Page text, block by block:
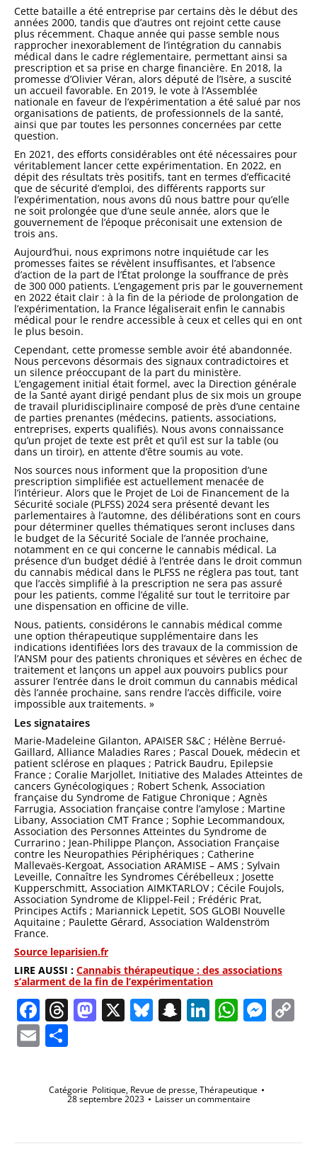
Cette bataille a été entreprise par certains dès le début des
années 2000, tandis que d’autres ont rejoint cette cause
plus récemment. Chaque année qui passe semble nous
rapprocher inexorablement de l’intégration du cannabis
médical dans le cadre réglementaire, permettant ainsi sa
prescription et sa prise en charge financière. En 2018, la
promesse d’Olivier Véran, alors député de l’Isère, a suscité
un accueil favorable. En 2019, le vote à l’Assemblée
nationale en faveur de l’expérimentation a été salué par nos
organisations de patients, de professionnels de la santé,
ainsi que par toutes les personnes concernées par cette
question.
En 2021, des efforts considérables ont été nécessaires pour
véritablement lancer cette expérimentation. En 2022, en
dépit des résultats très positifs, tant en termes d’efficacité
que de sécurité d’emploi, des différents rapports sur
l’expérimentation, nous avons dû nous battre pour qu’elle
ne soit prolongée que d’une seule année, alors que le
gouvernement de l’époque préconisait une extension de
trois ans.
Aujourd’hui, nous exprimons notre inquiétude car les
promesses faites se révèlent insuffisantes, et l’absence
d’action de la part de l’État prolonge la souffrance de près
de 300 000 patients. L’engagement pris par le gouvernement
en 2022 était clair : à la fin de la période de prolongation de
l’expérimentation, la France légaliserait enfin le cannabis
médical pour le rendre accessible à ceux et celles qui en ont
le plus besoin.
Cependant, cette promesse semble avoir été abandonnée.
Nous percevons désormais des signaux contradictoires et
un silence préoccupant de la part du ministère.
L’engagement initial était formel, avec la Direction générale
de la Santé ayant dirigé pendant plus de six mois un groupe
de travail pluridisciplinaire composé de près d’une centaine
de parties prenantes (médecins, patients, associations,
entreprises, experts qualifiés). Nous avons connaissance
qu’un projet de texte est prêt et qu’il est sur la table (ou
dans un tiroir), en attente d’être soumis au vote.
Nos sources nous informent que la proposition d’une
prescription simplifiée est actuellement menacée de
l’intérieur. Alors que le Projet de Loi de Financement de la
Sécurité sociale (PLFSS) 2024 sera présenté devant les
parlementaires à l’automne, des délibérations sont en cours
pour déterminer quelles thématiques seront incluses dans
le budget de la Sécurité Sociale de l’année prochaine,
notamment en ce qui concerne le cannabis médical. La
présence d’un budget dédié à l’entrée dans le droit commun
du cannabis médical dans le PLFSS ne réglera pas tout, tant
que l’accès simplifié à la prescription ne sera pas assuré
pour les patients, comme l’égalité sur tout le territoire par
une dispensation en officine de ville.
Nous, patients, considérons le cannabis médical comme
une option thérapeutique supplémentaire dans les
indications identifiées lors des travaux de la commission de
l’ANSM pour des patients chroniques et sévères en échec de
traitement et lançons un appel aux pouvoirs publics pour
assurer l’entrée dans le droit commun du cannabis médical
dès l’année prochaine, sans rendre l’accès difficile, voire
impossible aux traitements. »
Les signataires
Marie-Madeleine Gilanton, APAISER S&C ; Hélène Berrué-
Gaillard, Alliance Maladies Rares ; Pascal Douek, médecin et
patient sclérose en plaques ; Patrick Baudru, Epilepsie
France ; Coralie Marjollet, Initiative des Malades Atteintes de
cancers Gynécologiques ; Robert Schenk, Association
française du Syndrome de Fatigue Chronique ; Agnès
Farrugia, Association française contre l’amylose ; Martine
Libany, Association CMT France ; Sophie Lecommandoux,
Association des Personnes Atteintes du Syndrome de
Currarino ; Jean-Philippe Plançon, Association Française
contre les Neuropathies Périphériques ; Catherine
Mallevaës-Kergoat, Association ARAMISE – AMS ; Sylvain
Leveille, Connaître les Syndromes Cérébelleux ; Josette
Kupperschmitt, Association AIMKTARLOV ; Cécile Foujols,
Association Syndrome de Klippel-Feil ; Frédéric Prat,
Principes Actifs ; Mariannick Lepetit, SOS GLOBI Nouvelle
Aquitaine ; Paulette Gérard, Association Waldenström
France.
Source leparisien.fr
LIRE AUSSI : Cannabis thérapeutique : des associations
s’alarment de la fin de l’expérimentation
Facebook
Threads
Mastodon
X Bluesky
Snapchat
LinkedIn
Email
Catégorie Politique, Revue de presse,Thérapeutique
28 septembre 2023 Laisser un commentaire
Navigation